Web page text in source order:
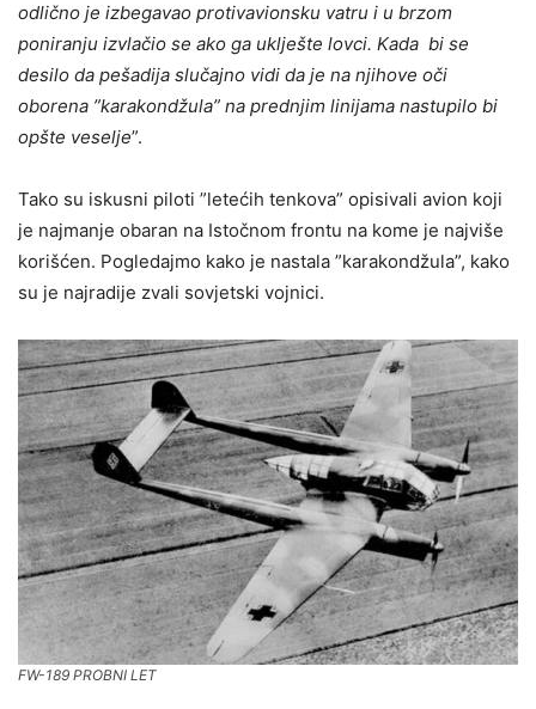
odlično je izbegavao protivavionsku vatru i u brzom
poniranju izvlačio se ako ga uklješte lovci. Kada bi se
desilo da pešadija slučajno vidi da je na njihove oči
oborena ”karakondžula” na prednjim linijama nastupilo bi
opšte veselje”.
Tako su iskusni piloti ”letećih tenkova” opisivali avion koji
je najmanje obaran na Istočnom frontu na kome je najviše
korišćen. Pogledajmo kako je nastala ”karakondžula”, kako
su je najradije zvali sovjetski vojnici.
FW-189 PROBNI LET